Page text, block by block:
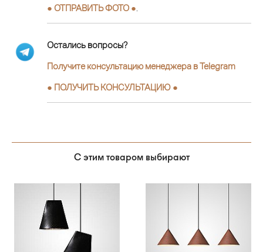
● ОТПРАВИТЬ ФОТО ●
Остались вопросы?
Получите консультацию менеджера в Telegram
● ПОЛУЧИТЬ КОНСУЛЬТАЦИЮ ●
С этим товаром выбирают